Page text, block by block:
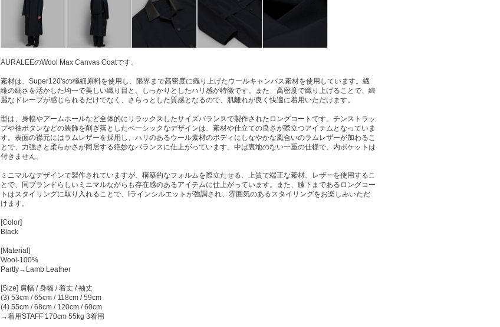
AURALEEのWool Max Canvas Coatです。
素材は、Super120'sの極細原料を使用し、限界まで高密度に織り上げたウールキャンバス素材を使用しています。繊
維の細さを活かした均一で美しい織り目と、しっかりとしたハリ感が特徴です。また、高密度で織り上げることで、綺
麗なドレープが感じられるだけでなく、さらっとした質感となるので、肌離れが良く快適に着用いただけます。
型は、身幅やアームホールなど全体的にリラックスしたサイズバランスで製作されたロングコートです。チンストラッ
プや袖ボタンなどの装飾を削ぎ落としたベーシックなデザインは、素材や仕立ての良さが際立つアイテムとなっていま
す。表面の襟元にはラムレザーを採用し、ハリのあるウール素材のボディにしなやかな風合いのラムレザーが加わるこ
とで、力強さと柔らかさが同居する絶妙なバランスに仕上がっています。中は裏地のない一重の仕様で、内ポケットは
付きません。
ミニマルなデザインで製作されていますが、構築的なフォルムを際立たせる、上質で端正な素材、レザーを使用するこ
とで、同ブランドらしいミニマルながらも存在感のあるアイテムに仕上がっています。また、膝下まであるロングコー
トはスタイリングに取り入れることで、Iラインシルエットが強調され、雰囲気のあるスタイリングをお楽しみいただ
けます。
[Color]
Black
[Material]
Wool-100%
Partly→Lamb Leather
[Size] 肩幅 / 身幅 / 着丈 / 袖丈
(3) 53cm / 65cm / 118cm / 59cm
(4) 55cm / 68cm / 120cm / 60cm
→着用STAFF 170cm 55kg 3着用